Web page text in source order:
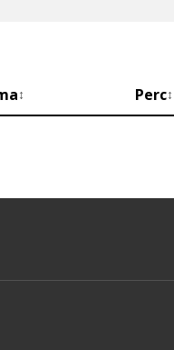
↕ Perc↕